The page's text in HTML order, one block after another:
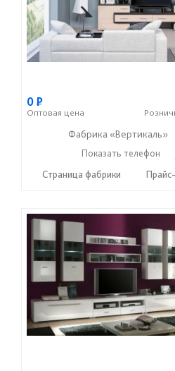
0Р
Оптовая цена
Фабрика «Вертикаль»
+7 (927) 38-059-88 ☎+7
Показать телефон
Страница фабрики